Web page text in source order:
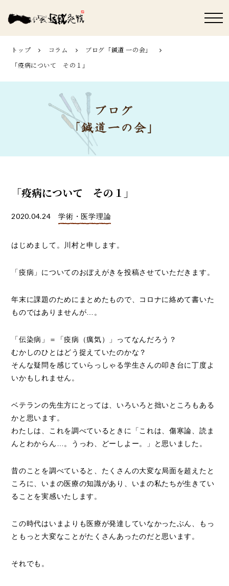
トップ コラム
ブログ「鍼道 ⼀の会」
「疫病について その１」
「疫病について その１」
2020.04.24 学術・医学理論
はじめまして。川村と申します。
「疫病」についてのおぼえがきを投稿させていただきます。
年末に課題のためにまとめたもので、コロナに絡めて書いた
ものではありませんが…。
「伝染病」＝「疫病（癘気）」ってなんだろう？
むかしのひとはどう捉えていたのかな？
そんな疑問を感じていらっしゃる学生さんの叩き台に丁度よ
いかもしれません。
ベテランの先生方にとっては、いろいろと拙いところもある
かと思います。
わたしは、これを調べているときに「これは、傷寒論、読ま
んとわからん…。うっわ、どーしよー。」と思いました。
昔のことを調べていると、たくさんの大変な局面を超えたと
ころに、いまの医療の知識があり、いまの私たちが生きてい
ることを実感いたします。
この時代はいまよりも医療が発達していなかったぶん、もっ
ともっと大変なことがたくさんあったのだと思います。
それでも。